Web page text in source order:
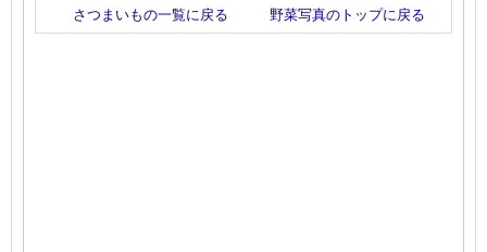
さつまいもの一覧に戻る 野菜写真のトップに戻る